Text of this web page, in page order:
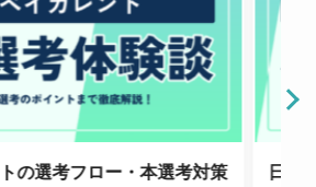
の選考フロー・本選考対策
日立